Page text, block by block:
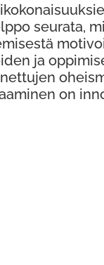
seurata,
ja
on